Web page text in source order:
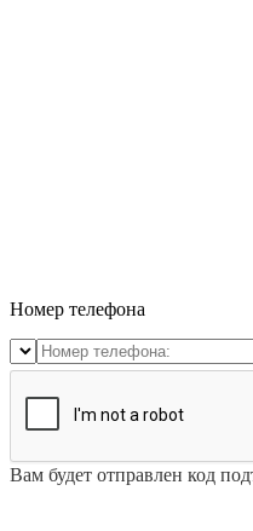
Номер телефона
Вам будет отправлен код